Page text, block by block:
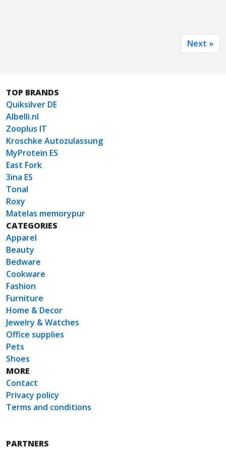
Next »
TOP BRANDS
Quiksilver DE
Albelli.nl
Zooplus IT
Kroschke Autozulassung
MyProtein ES
East Fork
3ina ES
Tonal
Roxy
Matelas memorypur
CATEGORIES
Apparel
Beauty
Bedware
Cookware
Fashion
Furniture
Home & Decor
Jewelry & Watches
Office supplies
Pets
Shoes
MORE
Contact
Privacy policy
Terms and conditions
PARTNERS